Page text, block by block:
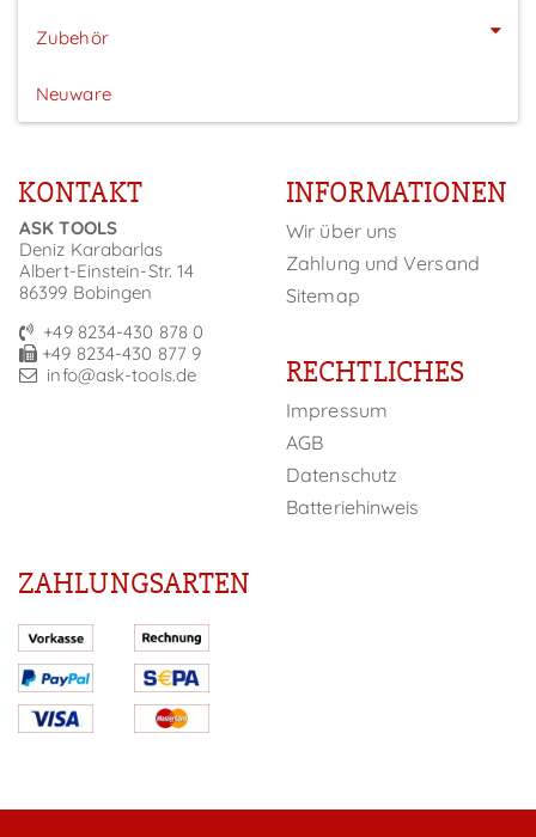
Zubehör
Neuware
KONTAKT
ASK TOOLS
Deniz Karabarlas
Albert-Einstein-Str. 14
86399 Bobingen
+49 8234-430 878 0
+49 8234-430 877 9
info@ask-tools.de
INFORMATIONEN
Wir über uns
Zahlung und Versand
Sitemap
RECHTLICHES
Impressum
AGB
Datenschutz
Batteriehinweis
ZAHLUNGSARTEN